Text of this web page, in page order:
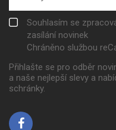
Souhlasím se
zasílání novinek
Chráněno službou
Přihlašte se pro odběr
a naše nejlepší slevy a
schránky.